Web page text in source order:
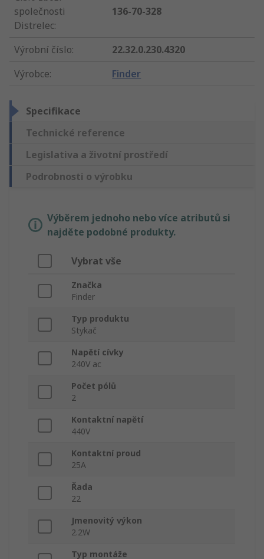
společnosti
Distrelec:
136-70-328
Výrobní číslo:
22.32.0.230.4320
Výrobce: Finder
Specifikace
Technické reference
Legislativa a životní prostředí
Podrobnosti o výrobku
Výběrem jednoho nebo více atributů si
najděte podobné produkty.
Vybrat vše
Značka
Finder
Typ produktu
Stykač
Napětí cívky
240V ac
Počet pólů
2
Kontaktní napětí
440V
Kontaktní proud
25A
Řada
22
Jmenovitý výkon
2.2W
Typ montáže